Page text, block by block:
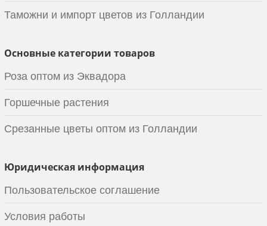
Таможни и импорт цветов из Голландии
Основные категории товаров
Роза оптом из Эквадора
Горшечные растения
Срезанные цветы оптом из Голландии
Юридическая информация
Пользовательское соглашение
Условия работы